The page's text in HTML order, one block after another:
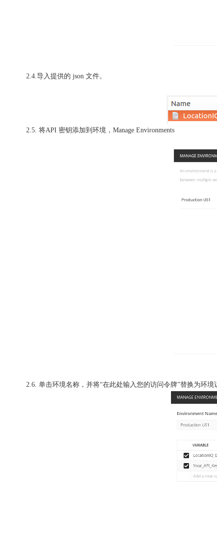
2.4.导入提供的 json 文件。
2.5. 将API 密钥添加到环境， Manage Environments
2.6. 单击环境名称，并将“在此处输入您的访问令牌”替换为环境